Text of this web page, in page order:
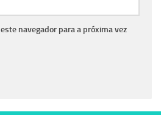
navegador para a próxima vez